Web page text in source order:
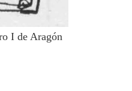
I de Aragón